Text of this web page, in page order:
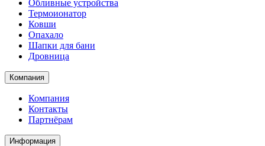
Обливные устройства
Термоионатор
Ковши
Опахало
Шапки для бани
Дровница
Компания
Компания
Контакты
Партнёрам
Информация